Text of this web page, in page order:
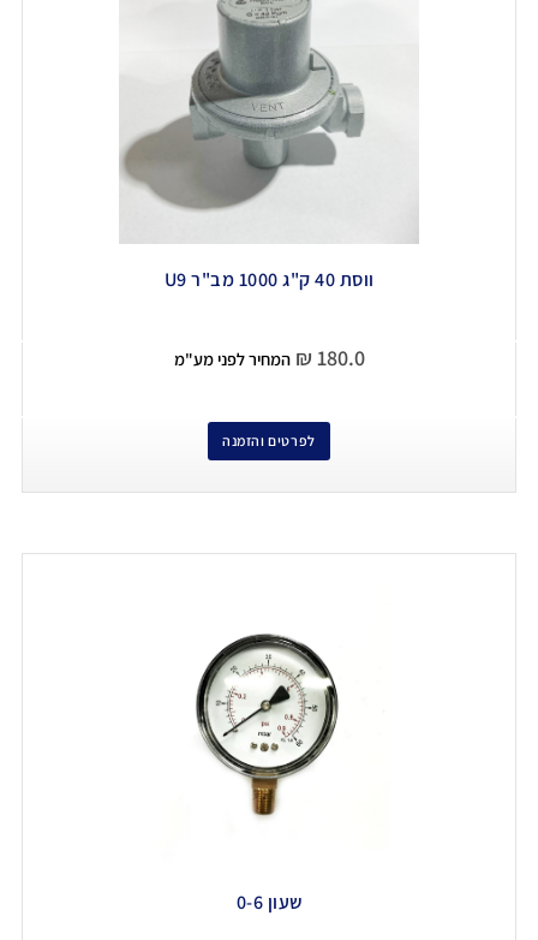
ווסת 40 ק"ג 1000 מב"ר U9
₪ 180.0 המחיר לפני מע"מ
לפרטים והזמנה
שעון 0-6